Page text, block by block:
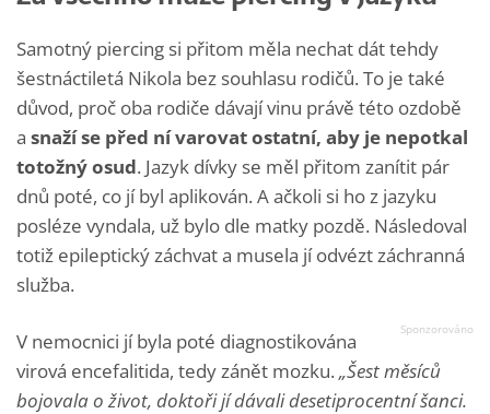
Samotný piercing si přitom měla nechat dát tehdy
šestnáctiletá Nikola bez souhlasu rodičů. To je také
důvod, proč oba rodiče dávají vinu právě této ozdobě
a snaží se před ní varovat ostatní, aby je nepotkal
totožný osud. Jazyk dívky se měl přitom zanítit pár
dnů poté, co jí byl aplikován. A ačkoli si ho z jazyku
posléze vyndala, už bylo dle matky pozdě. Následoval
totiž epileptický záchvat a musela jí odvézt záchranná
služba.
V nemocnici jí byla poté diagnostikována
virová encefalitida, tedy zánět mozku. „Šest měsíců
bojovala o život, doktoři jí dávali desetiprocentní šanci.